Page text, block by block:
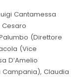
Cantamessa
Cesaro
(Direttore
(Vice
D’Amelio
Claudia